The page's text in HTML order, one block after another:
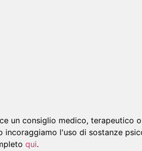
un consiglio medico, terapeutico
l'uso di sostanze
qui.